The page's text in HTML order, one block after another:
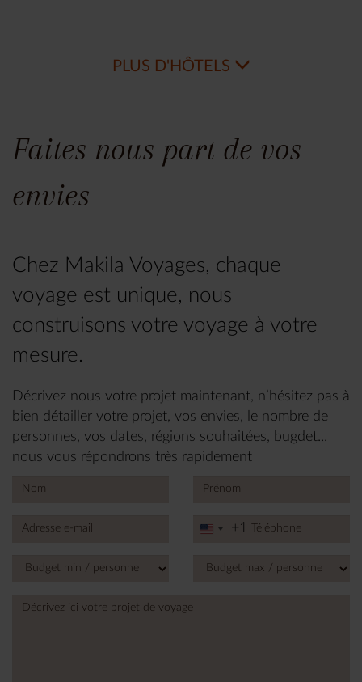
PLUS D'HÔTELS
Faites nous part de vos
envies
Chez Makila Voyages, chaque
voyage est unique, nous
construisons votre voyage à votre
mesure.
Décrivez nous votre projet maintenant, n’hésitez pas à
bien détailler votre projet, vos envies, le nombre de
personnes, vos dates, régions souhaitées, bugdet...
nous vous répondrons très rapidement
United
+1
+1